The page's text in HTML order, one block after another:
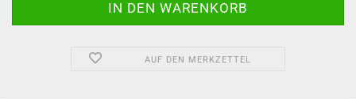
AUF DEN MERKZETTEL